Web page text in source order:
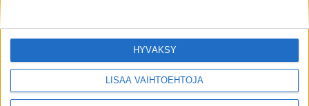
LISÄÄ VAIHTOEHTOJA
HYVÄKSY